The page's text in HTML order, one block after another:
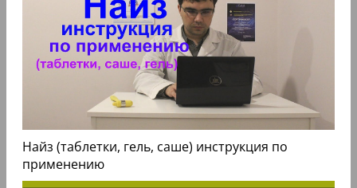
Найз (таблетки, гель, саше) инструкция по
применению